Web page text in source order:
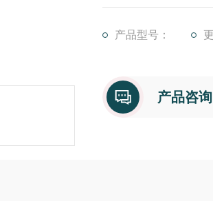
泵吸油阻力会因吸油
入;常见的泄漏原因包
产品型号：
产品咨询